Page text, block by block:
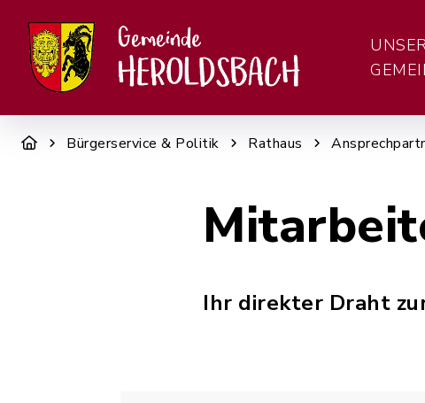
Bürgerservice & Politik Rathaus
Ihr direkter Draht